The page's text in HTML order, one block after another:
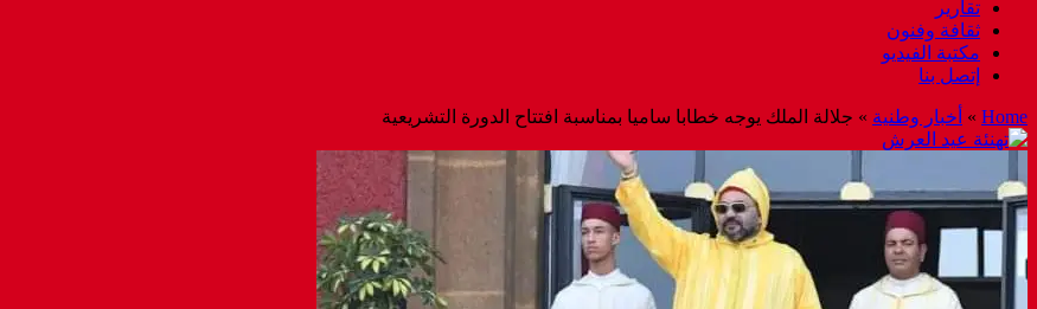
تقارير
ثقافة وفنون
مكتبة الفيديو
إتصل بنا
Home
» أخبار وطنية » جلالة الملك يوجه خطابا ساميا بمناسبة افتتاح الدورة التشريعية